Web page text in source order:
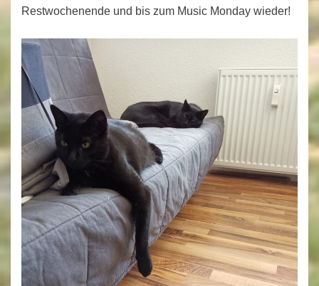
Restwochenende und bis zum Music Monday wieder!